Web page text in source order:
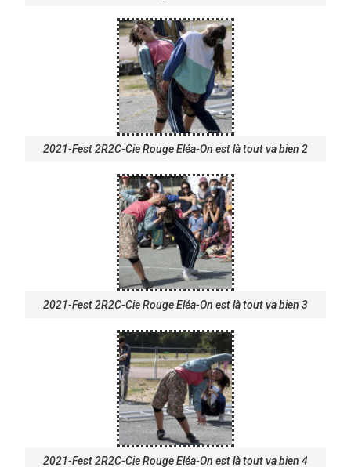
2021-Fest 2R2C-Cie Rouge Eléa-On est là tout va bien 2
2021-Fest 2R2C-Cie Rouge Eléa-On est là tout va bien 3
2021-Fest 2R2C-Cie Rouge Eléa-On est là tout va bien 4